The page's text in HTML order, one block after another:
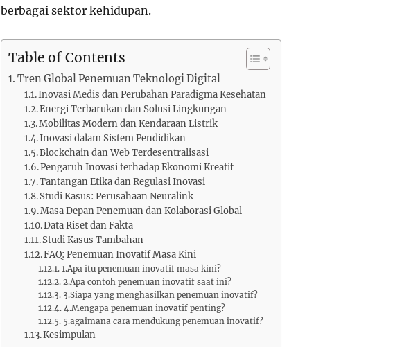
berbagai sektor kehidupan.
Table of Contents
Tren Global Penemuan Teknologi Digital
Inovasi Medis dan Perubahan Paradigma Kesehatan
Energi Terbarukan dan Solusi Lingkungan
Mobilitas Modern dan Kendaraan Listrik
Inovasi dalam Sistem Pendidikan
Blockchain dan Web Terdesentralisasi
Pengaruh Inovasi terhadap Ekonomi Kreatif
Tantangan Etika dan Regulasi Inovasi
Studi Kasus: Perusahaan Neuralink
Masa Depan Penemuan dan Kolaborasi Global
Data Riset dan Fakta
Studi Kasus Tambahan
FAQ: Penemuan Inovatif Masa Kini
1.Apa itu penemuan inovatif masa kini?
2.Apa contoh penemuan inovatif saat ini?
3.Siapa yang menghasilkan penemuan inovatif?
4.Mengapa penemuan inovatif penting?
5.agaimana cara mendukung penemuan inovatif?
Kesimpulan